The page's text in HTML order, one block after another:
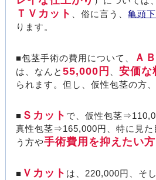
ＴＶカット
、俗に言う、 亀頭
ります。
■包茎手術の費用について、 Ａ
は、なんと 55,000円 安価な
られます。但し、仮性包茎の方、
■ Ｓカット で、仮性包茎
真性包茎⇒165,000円、特に見た
う方や手術費用を抑えたい方
■ Ｖカット は、220,000円、そ